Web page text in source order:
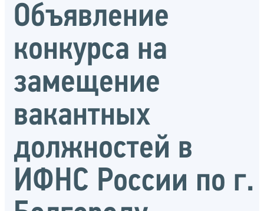
Объявление
конкурса на
замещение
вакантных
должностей в
ИФНС России по г.